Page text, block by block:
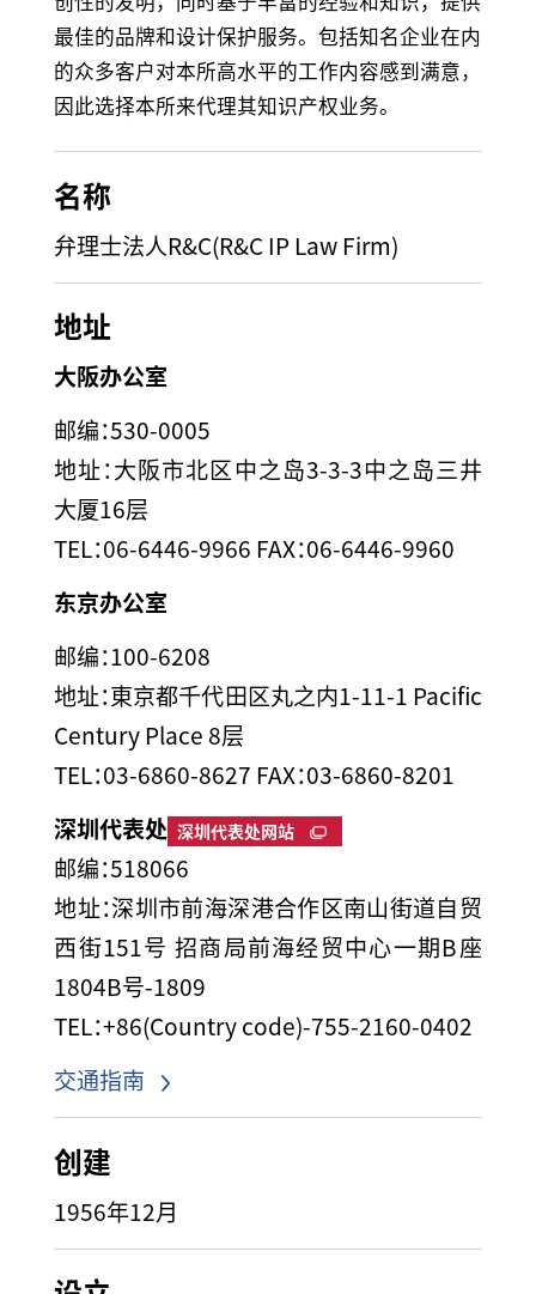
最佳的品牌和设计保护服务。包括知名企业在内
的众多客户对本所高水平的工作内容感到满意，
因此选择本所来代理其知识产权业务。
名称
弁理士法人R&C(R&C IP Law Firm)
地址
大阪办公室
邮编：530-0005
地址：大阪市北区中之岛3-3-3中之岛三井
大厦16层
TEL：06-6446-9966 FAX：06-6446-9960
东京办公室
邮编：100-6208
地址：東京都千代田区丸之内1-11-1 Pacific
Century Place 8层
TEL：03-6860-8627 FAX：03-6860-8201
深圳代表处 深圳代表处网站
邮编：518066
地址：深圳市前海深港合作区南山街道自贸
西街151号 招商局前海经贸中心一期B座
1804B号-1809
TEL：+86(Country code)-755-2160-0402
交通指南
创建
1956年12月